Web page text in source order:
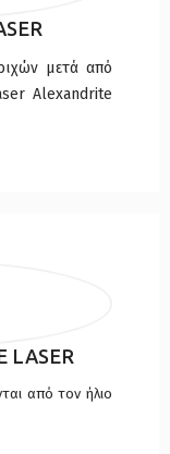
μετά από
Alexandrite
από τον ήλιο